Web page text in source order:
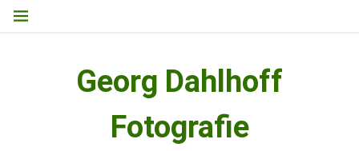
Zum
Georg Dahlhoff
Fotografie